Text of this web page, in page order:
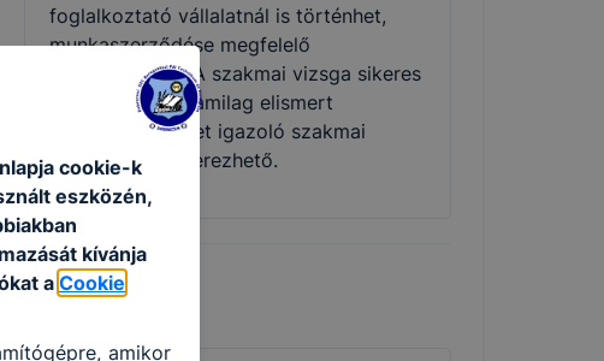
foglalkoztató vállalatnál is történhet,
munkaszerződése megfelelő
módosításával. A szakmai vizsga sikeres
teljesítésével államilag elismert
szakképzettséget igazoló szakmai
bizonyítvány szerezhető.
cookie-k
eszközén,
kívánja
a Cookie
amikor